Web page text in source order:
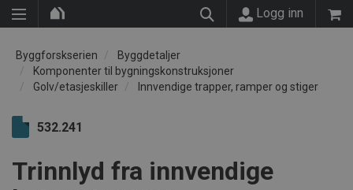
Logg inn
Byggforskserien
Byggdetaljer
Komponenter til bygningskonstruksjoner
Golv/etasjeskiller
Innvendige trapper, ramper og stiger
532.241
Trinnlyd fra innvendige